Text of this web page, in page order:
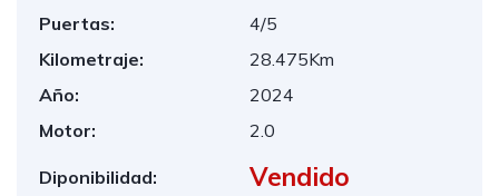
Puertas:
4/5
Kilometraje:
28.475Km
Año:
2024
Motor:
2.0
Diponibilidad: Vendido